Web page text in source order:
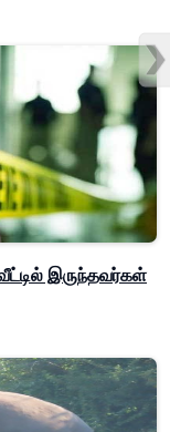
இருந்தவர்கள்